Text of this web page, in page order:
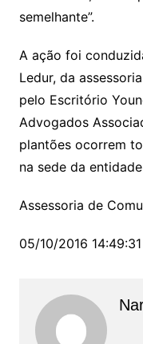
semelhante”.
A ação foi
Ledur, da
pelo Escritório
Advogados
plantões ocorrem
na sede da
Assessoria de
05/10/2016 14:49:31